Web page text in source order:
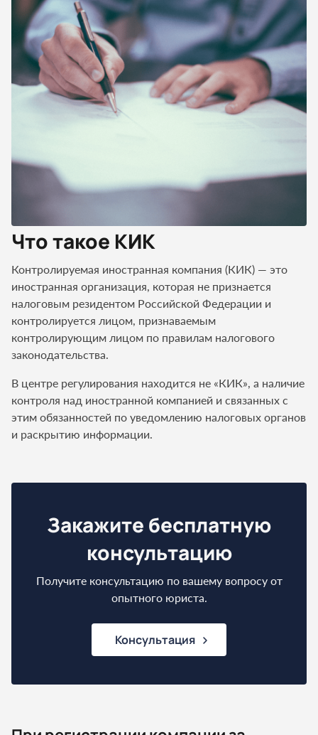
Что такое КИК
Контролируемая иностранная компания (КИК) — это
иностранная организация, которая не признается
налоговым резидентом Российской Федерации и
контролируется лицом, признаваемым
контролирующим лицом по правилам налогового
законодательства.
В центре регулирования находится не «КИК», а наличие
контроля над иностранной компанией и связанных с
этим обязанностей по уведомлению налоговых органов
и раскрытию информации.
Закажите бесплатную
консультацию
Получите консультацию по вашему вопросу от
опытного юриста.
Консультация